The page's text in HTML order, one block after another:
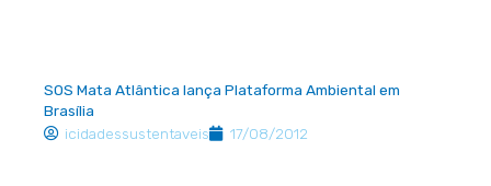
SOS Mata Atlântica lança Plataforma Ambiental em
Brasília
icidadessustentaveis
17/08/2012